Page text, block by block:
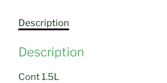
Description
Description
Cont 1.5L